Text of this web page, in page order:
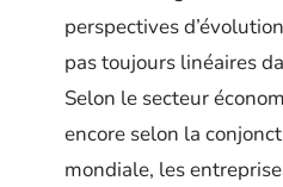
perspectives
pas toujours linéaires
Selon le secteur
encore selon la
mondiale, les